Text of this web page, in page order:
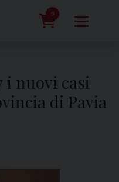
0
i nuovi casi
di Pavia